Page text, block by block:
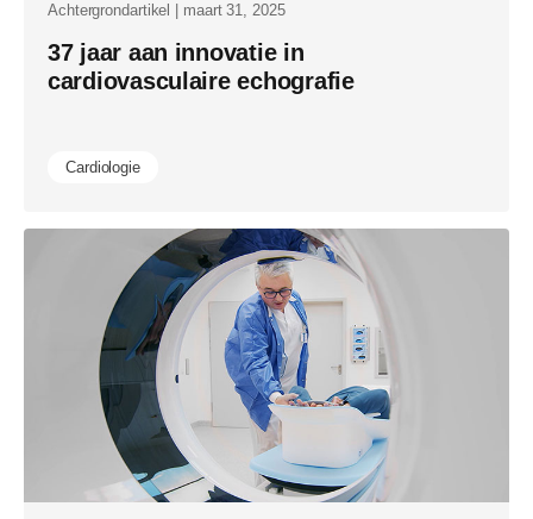
Achtergrondartikel | maart 31, 2025
37 jaar aan innovatie in
cardiovasculaire echografie
Cardiologie